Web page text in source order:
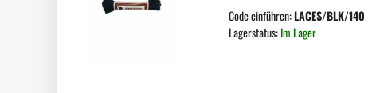
Code einführen:LACES/BLK/140
Lagerstatus:Im Lager